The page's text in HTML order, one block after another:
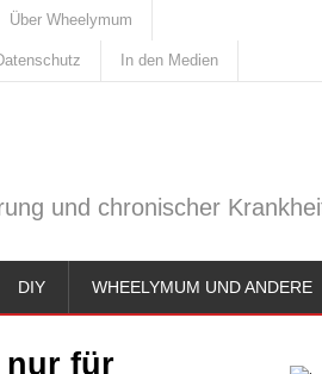
Über Wheelymum
In den Medien
und chronischer
DIY WHEELYMUM UND ANDERE
nur für